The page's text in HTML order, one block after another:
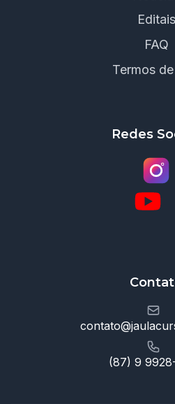
Editais
FAQ
Termos
Redes
(87) 9